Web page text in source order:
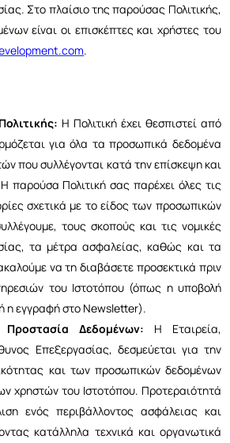
Στο πλαίσιο της παρούσας Πολιτικής,
είναι οι επισκέπτες και χρήστες του
.
Η Πολιτική έχει θεσπιστεί από
για όλα τα προσωπικά δεδομένα
που συλλέγονται κατά την επίσκεψη και
παρούσα Πολιτική σας παρέχει όλες τις
σχετικά με το είδος των προσωπικών
τους σκοπούς και τις νομικές
τα μέτρα ασφαλείας, καθώς και τα
να τη διαβάσετε προσεκτικά πριν
του Ιστοτόπου (όπως η υποβολή
η εγγραφή στο Newsletter).
Δεδομένων: Η Εταιρεία,
Επεξεργασίας, δεσμεύεται για την
και των προσωπικών δεδομένων
χρηστών του Ιστοτόπου. Προτεραιότητά
ενός περιβάλλοντος ασφάλειας και
κατάλληλα τεχνικά και οργανωτικά